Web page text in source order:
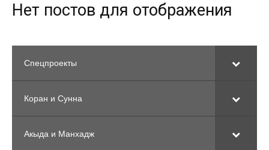
Нет постов для отображения
Спецпроекты
Коран и Сунна
Акыда и Манхадж